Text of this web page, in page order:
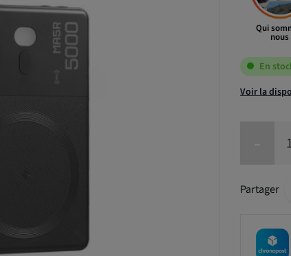
Qui
nous
En
Voir la
Partager